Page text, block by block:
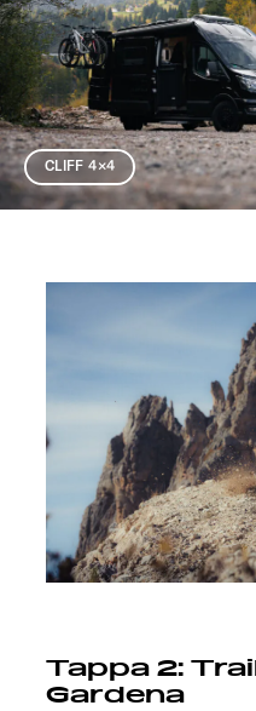
CLIFF 4×4
Tappa 2:
Gardena